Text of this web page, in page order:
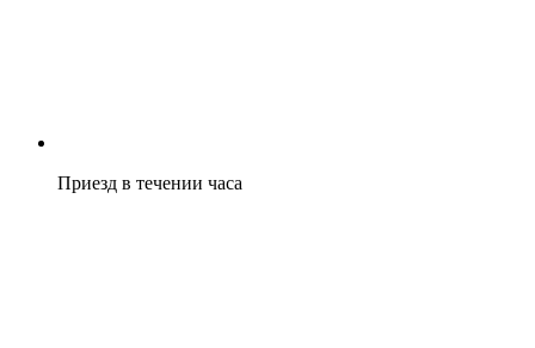
Приезд в течении часа